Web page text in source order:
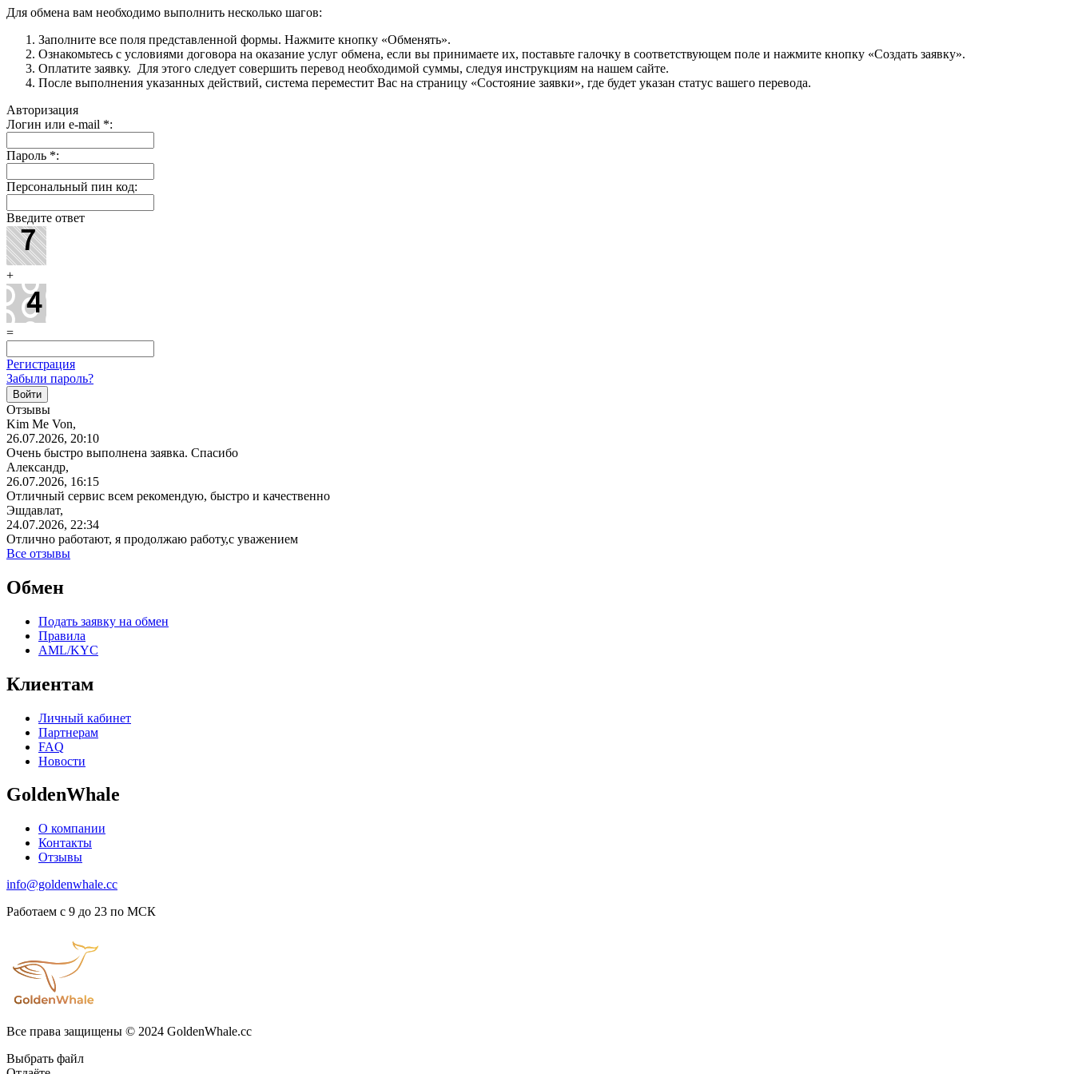
Для обмена вам необходимо выполнить несколько шагов:
Заполните все поля представленной формы. Нажмите кнопку «Обменять».
Ознакомьтесь с условиями договора на оказание услуг обмена, если вы принимаете их, поставьте галочку в соответствующем поле и нажмите кнопку «Создать заявку».
Оплатите заявку. Для этого следует совершить перевод необходимой суммы, следуя инструкциям на нашем сайте.
После выполнения указанных действий, система переместит Вас на страницу «Состояние заявки», где будет указан статус вашего перевода.
Авторизация
Логин или e-mail *:
Пароль *:
Персональный пин код:
Введите ответ
+
=
Регистрация
Забыли пароль?
Отзывы
Kim Me Von,
26.07.2026, 20:10
Очень быстро выполнена заявка. Спасибо
Александр,
26.07.2026, 16:15
Отличный сервис всем рекомендую, быстро и качественно
Эшдавлат,
24.07.2026, 22:34
Отлично работают, я продолжаю работу,с уважением
Все отзывы
Обмен
Подать заявку на обмен
Правила
AML/KYC
Клиентам
Личный кабинет
Партнерам
FAQ
Новости
GoldenWhale
О компании
Контакты
Отзывы
info@goldenwhale.cc
Работаем с 9 до 23 по МСК
Все права защищены © 2024 GoldenWhale.cc
Выбрать файл